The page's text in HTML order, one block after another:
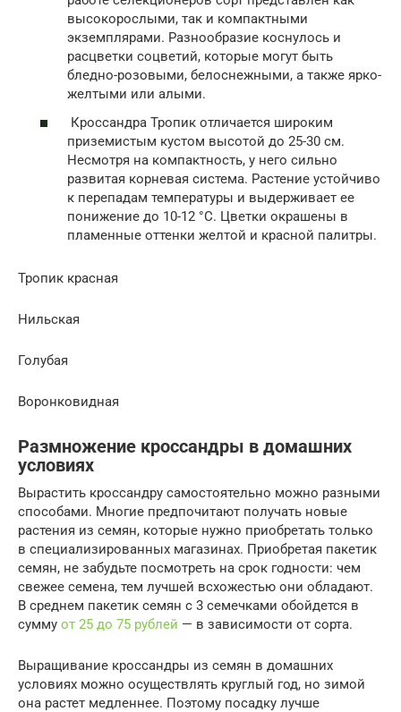
высокорослыми, так и компактными
экземплярами. Разнообразие коснулось и
расцветки соцветий, которые могут быть
бледно-розовыми, белоснежными, а также ярко-
желтыми или алыми.
Кроссандра Тропик отличается широким
приземистым кустом высотой до 25-30 см.
Несмотря на компактность, у него сильно
развитая корневая система. Растение устойчиво
к перепадам температуры и выдерживает ее
понижение до 10-12 °С. Цветки окрашены в
пламенные оттенки желтой и красной палитры.
Тропик красная
Нильская
Голубая
Воронковидная
Размножение кроссандры в домашних
условиях
Вырастить кроссандру самостоятельно можно разными
способами. Многие предпочитают получать новые
растения из семян, которые нужно приобретать только
в специализированных магазинах. Приобретая пакетик
семян, не забудьте посмотреть на срок годности: чем
свежее семена, тем лучшей всхожестью они обладают.
В среднем пакетик семян с 3 семечками обойдется в
сумму от 25 до 75 рублей — в зависимости от сорта.
Выращивание кроссандры из семян в домашних
условиях можно осуществлять круглый год, но зимой
она растет медленнее. Поэтому посадку лучше